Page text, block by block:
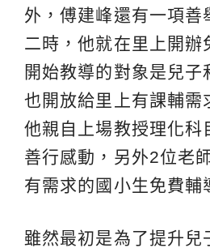
外，傅建峰還有一項善
二時，他就在里上開辦
開始教導的對象是兒子
也開放給里上有課輔需
他親自上場教授理化科
善行感動，另外2位老
有需求的國小生免費輔
雖然最初是為了提升兒